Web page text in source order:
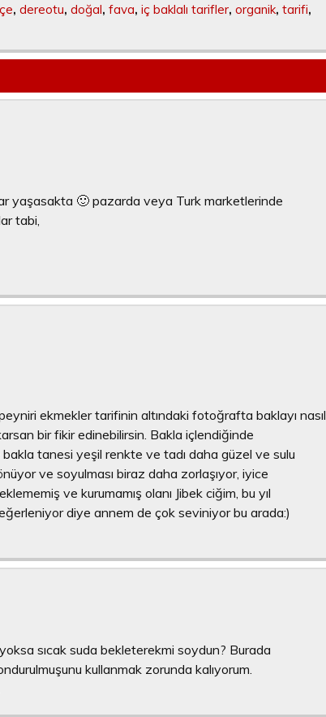
, dereotu, doğal, fava, iç baklalı tarifler, organik, tarifi,
yaşasakta 🙂 pazarda veya Turk marketlerinde
tabi,
ekmekler tarifinin altındaki fotoğrafta baklayı nasıl
bir fikir edinebilirsin. Bakla içlendiğinde
tanesi yeşil renkte ve tadı daha güzel ve sulu
ve soyulması biraz daha zorlaşıyor, iyice
ve kurumamış olanı Jibek ciğim, bu yıl
diye annem de çok seviniyor bu arada:)
yoksa sıcak suda bekleterekmi soydun? Burada
kullanmak zorunda kalıyorum.